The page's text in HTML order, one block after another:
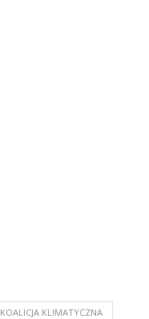
KOALICJA KLIMATYCZNA